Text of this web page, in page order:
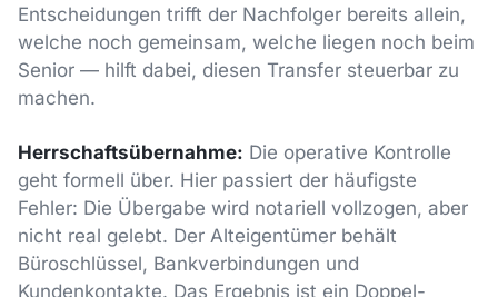
Entscheidungen trifft der Nachfolger bereits allein,
welche noch gemeinsam, welche liegen noch beim
Senior — hilft dabei, diesen Transfer steuerbar zu
machen.
Herrschaftsübernahme: Die operative Kontrolle
geht formell über. Hier passiert der häufigste
Fehler: Die Übergabe wird notariell vollzogen, aber
nicht real gelebt. Der Alteigentümer behält
Büroschlüssel, Bankverbindungen und
Kundenkontakte. Das Ergebnis ist ein Doppel-